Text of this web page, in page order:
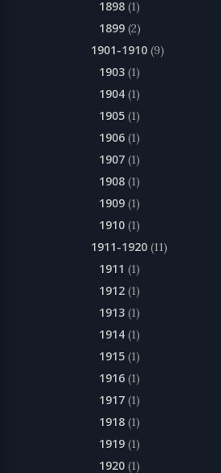
1898 (1)
1899 (2)
1901-1910 (9)
1903 (1)
1904 (1)
1905 (1)
1906 (1)
1907 (1)
1908 (1)
1909 (1)
1910 (1)
1911-1920 (11)
1911 (1)
1912 (1)
1913 (1)
1914 (1)
1915 (1)
1916 (1)
1917 (1)
1918 (1)
1919 (1)
1920 (1)